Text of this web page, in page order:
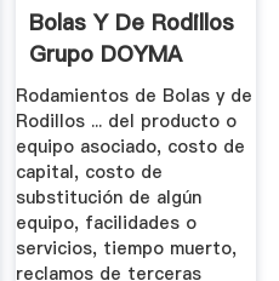
Bolas Y De Rodillos
Grupo DOYMA
Rodamientos de Bolas y de
Rodillos ... del producto o
equipo asociado, costo de
capital, costo de
substitución de algún
equipo, facilidades o
servicios, tiempo muerto,
reclamos de terceras